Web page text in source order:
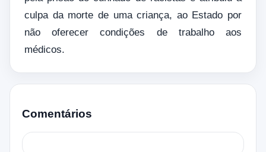
culpa da morte de uma criança, ao Estado por
não oferecer condições de trabalho aos
médicos.
Comentários